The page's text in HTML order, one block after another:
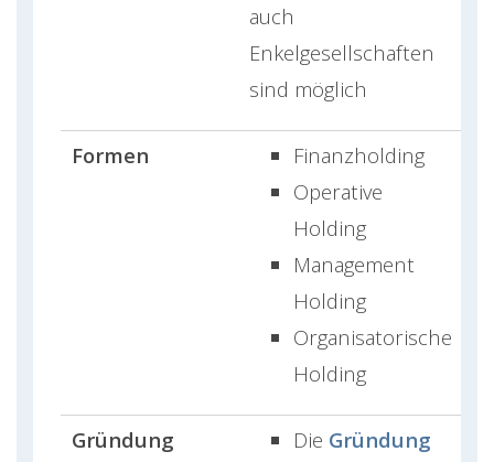
auch
Enkelgesellschaften
sind möglich
Formen
Finanzholding
Operative
Holding
Management
Holding
Organisatorische
Holding
Gründung Die Gründung